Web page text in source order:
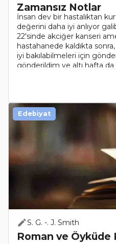
Zamansız Notlar
İnsan dev bir hastalıktan
değerini daha iyi anlıyor
22'sinde akciğer kanseri
hastahanede kaldıkta
iyi bakılabilmeleri için
gönderildim ve altı hafta da
S. G. -. J. Smith
Roman ve Öyküde
Edebiyat